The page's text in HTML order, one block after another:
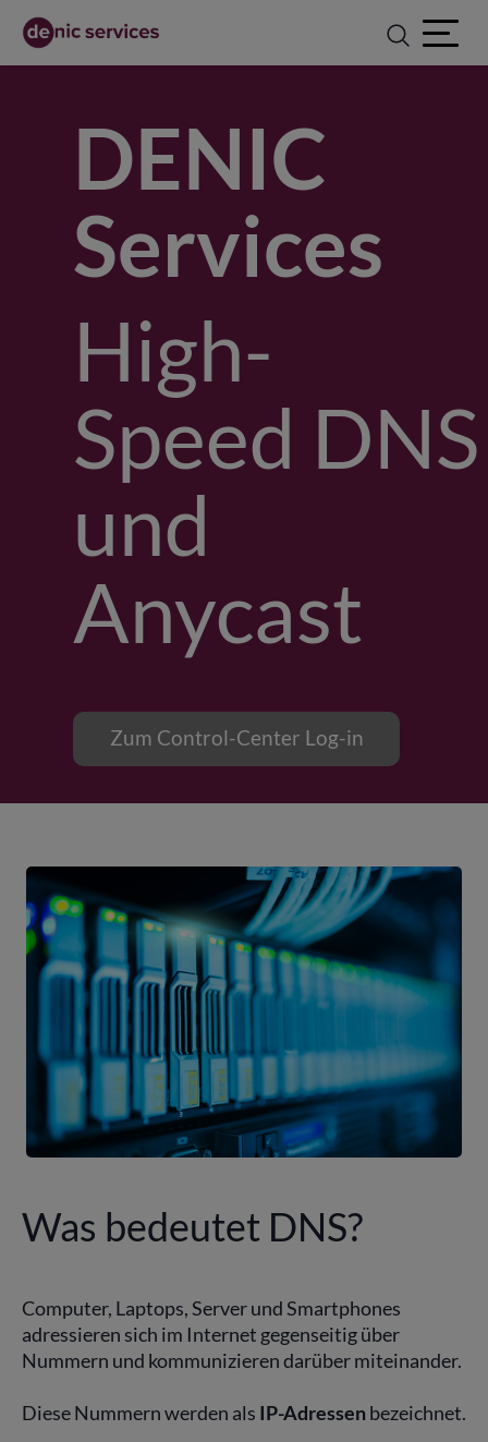
Open
DENIC
Services
High-
Speed DNS
und
Anycast
Zum Control-Center Log-in
Was bedeutet DNS?
Computer, Laptops, Server und Smartphones
adressieren sich im Internet gegenseitig über
Nummern und kommunizieren darüber miteinander.
Diese Nummern werden als IP-Adressenbezeichnet.